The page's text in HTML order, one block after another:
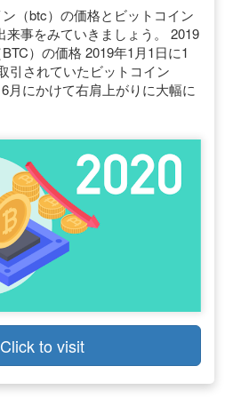
（btc）の価格とビットコイン
来事をみていきましょう。 2019
）の価格 2019年1月1日に1
引されていたビットコイン
6月にかけて右肩上がりに大幅に
Click to visit